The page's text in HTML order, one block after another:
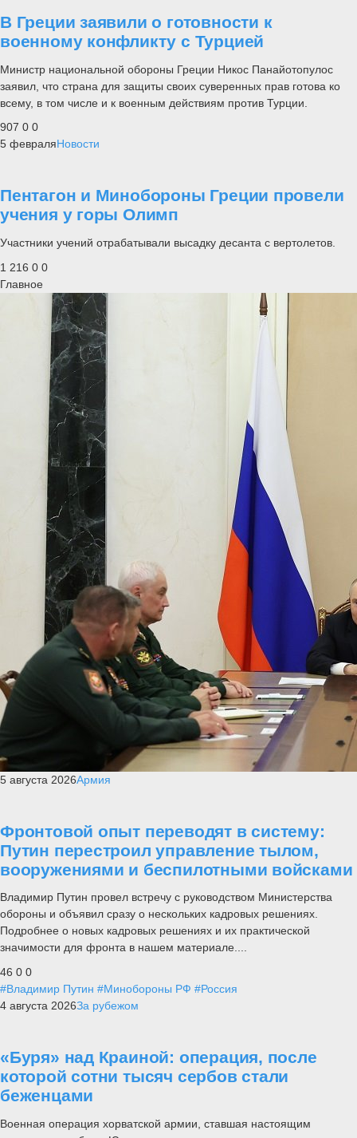
В Греции заявили о готовности к
военному конфликту с Турцией
Министр национальной обороны Греции Никос Панайотопулос
заявил, что страна для защиты своих суверенных прав готова ко
всему, в том числе и к военным действиям против Турции.
907 0 0
5 февраляНовости
Пентагон и Минобороны Греции провели
учения у горы Олимп
Участники учений отрабатывали высадку десанта с вертолетов.
1 216 0 0
Главное
5 августа 2026Армия
Фронтовой опыт переводят в систему:
Путин перестроил управление тылом,
вооружениями и беспилотными войсками
Владимир Путин провел встречу с руководством Министерства
обороны и объявил сразу о нескольких кадровых решениях.
Подробнее о новых кадровых решениях и их практической
значимости для фронта в нашем материале....
46 0 0
#Владимир Путин #Минобороны РФ #Россия
4 августа 2026За рубежом
«Буря» над Краиной: операция, после
которой сотни тысяч сербов стали
беженцами
Военная операция хорватской армии, ставшая настоящим